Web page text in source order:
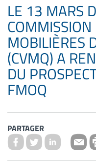
LE 13 MARS
COMMISSION
MOBILIÈRES
(CVMQ) A
DU
FMOQ
PARTAGER